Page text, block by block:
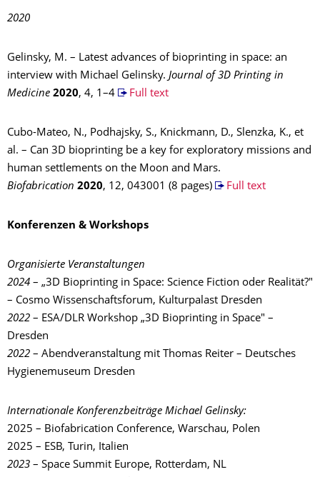
2020
Gelinsky, M. – Latest advances of bioprinting in space: an
interview with Michael Gelinsky. Journal of 3D Printing in
Medicine 2020, 4, 1–4 Full text
Cubo-Mateo, N., Podhajsky, S., Knickmann, D., Slenzka, K., et
al. – Can 3D bioprinting be a key for exploratory missions and
human settlements on the Moon and Mars.
Biofabrication 2020, 12, 043001 (8 pages) Full text
Konferenzen & Workshops
Organisierte Veranstaltungen
2024 – „3D Bioprinting in Space: Science Fiction oder Realität?"
– Cosmo Wissenschaftsforum, Kulturpalast Dresden
2022 – ESA/DLR Workshop „3D Bioprinting in Space" –
Dresden
2022 – Abendveranstaltung mit Thomas Reiter – Deutsches
Hygienemuseum Dresden
Internationale Konferenzbeiträge Michael Gelinsky:
2025 – Biofabrication Conference, Warschau, Polen
2025 – ESB, Turin, Italien
2023 – Space Summit Europe, Rotterdam, NL